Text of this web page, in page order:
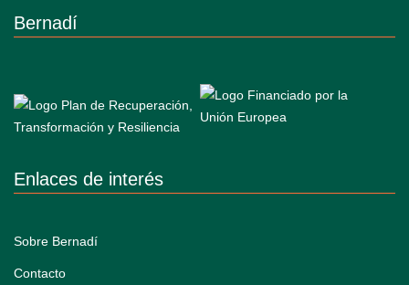
Bernadí
Enlaces de interés
Sobre Bernadí
Contacto